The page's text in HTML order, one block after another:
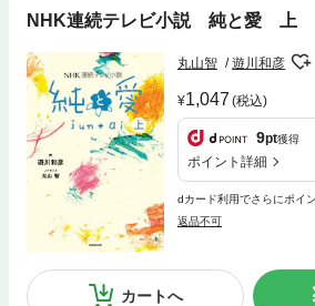
NHK連続テレビ小説 純と愛 上
丸山智 遊川和彦
1,047 (税込)
9pt獲得
ポイント詳細
dカード利用でさらにポイ
返品不可
カートへ